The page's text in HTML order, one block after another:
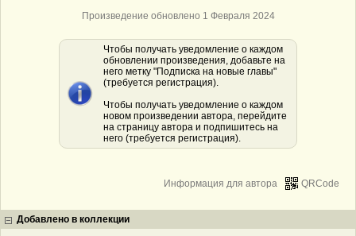
Произведение обновлено 1 Февраля 2024
Чтобы получать уведомление о каждом
обновлении произведения, добавьте на
него метку "Подписка на новые главы"
(требуется регистрация).
Чтобы получать уведомление о каждом
новом произведении автора, перейдите
на страницу автора и подпишитесь на
него (требуется регистрация).
QRCode
Информация для автора
Добавлено в коллекции